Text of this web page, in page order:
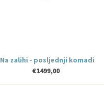
Na zalihi - posljednji komadi
€1499,00